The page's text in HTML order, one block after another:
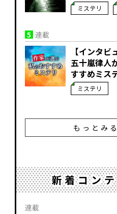
ミステリ
5 連載
【インタビ
五十嵐律人
すすめミス
ミステリ
もっとみる
新着コン
連載